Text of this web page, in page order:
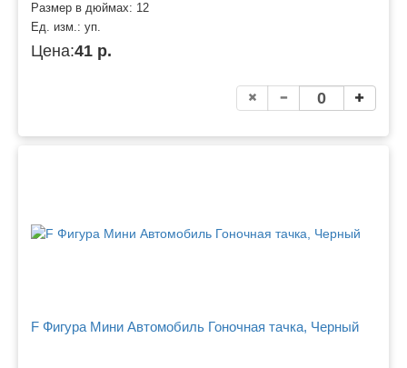
Размер в дюймах: 12
Ед. изм.: уп.
Цена:41 р.
F Фигура Мини Автомобиль Гоночная тачка, Черный